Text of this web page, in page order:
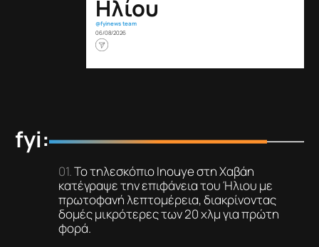
Ηλίου
@fyinews team
06/08/2026
fyi:
Το τηλεσκόπιο Inouye στη Χαβάη
κατέγραψε την επιφάνεια του Ήλιου με
πρωτοφανή λεπτομέρεια, διακρίνοντας
δομές μικρότερες των 20 χλμ για πρώτη
φορά.